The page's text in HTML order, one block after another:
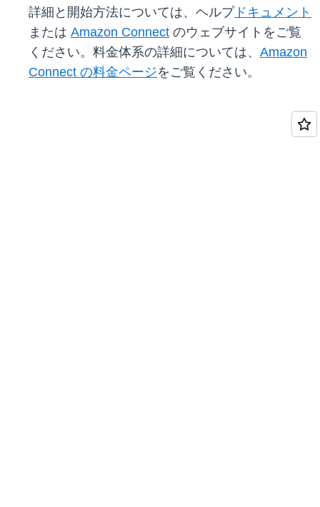
詳細と開始方法については、ヘルプドキュメント
または Amazon Connect のウェブサイトをご覧
ください。料金体系の詳細については、 Amazon
Connect の料金ページをご覧ください。